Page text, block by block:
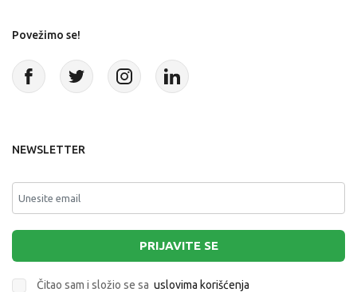
Povežimo se!
NEWSLETTER
PRIJAVITE SE
Čitao sam i složio se sa uslovima korišćenja